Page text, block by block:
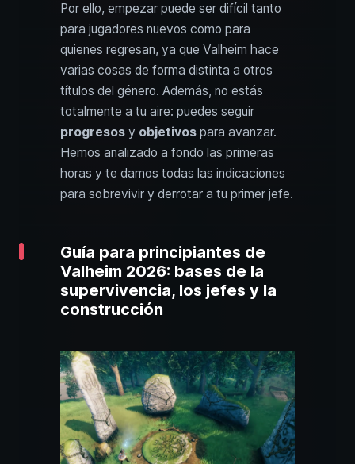
Por ello, empezar puede ser difícil tanto
para jugadores nuevos como para
quienes regresan, ya que Valheim hace
varias cosas de forma distinta a otros
títulos del género. Además, no estás
totalmente a tu aire: puedes seguir
progresos y objetivos para avanzar.
Hemos analizado a fondo las primeras
horas y te damos todas las indicaciones
para sobrevivir y derrotar a tu primer jefe.
Guía para principiantes de
Valheim 2026: bases de la
supervivencia, los jefes y la
construcción